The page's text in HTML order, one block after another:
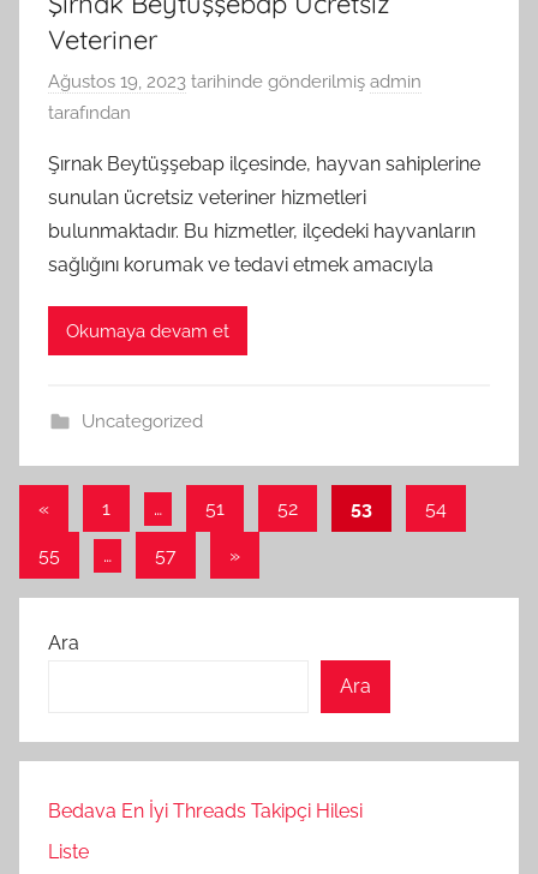
Veteriner
Ağustos 19, 2023 tarihinde gönderilmiş admin
tarafından
Şırnak Beytüşşebap ilçesinde, hayvan sahiplerine
sunulan ücretsiz veteriner hizmetleri
bulunmaktadır. Bu hizmetler, ilçedeki hayvanların
sağlığını korumak ve tedavi etmek amacıyla
Okumaya devam et
Uncategorized
Yazı
sayfalaması
«Önceki
yazılar
1 … 51 52 53 54
55 … 57
Sonraki
»
Ara
Ara
Bedava En İyi Threads Takipçi Hilesi
Liste